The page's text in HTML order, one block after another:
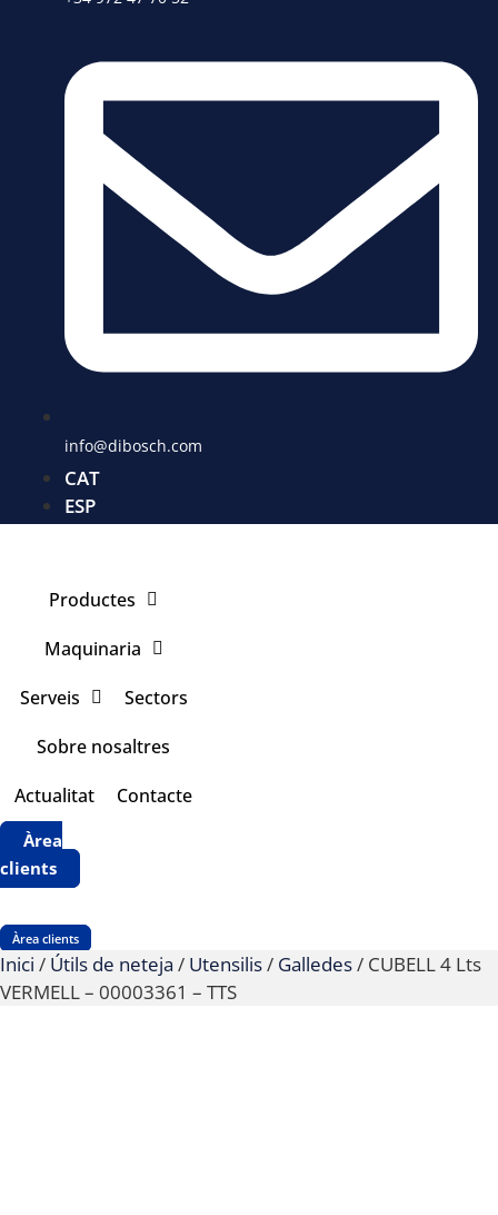
info@dibosch.com
CAT
ESP
Productes
Maquinaria
Serveis
Sectors
Sobre nosaltres
Actualitat
Contacte
Àrea
clients
Àrea clients
Inici / Útils de neteja / Utensilis/ Galledes/ CUBELL 4 Lts
VERMELL – 00003361 – TTS